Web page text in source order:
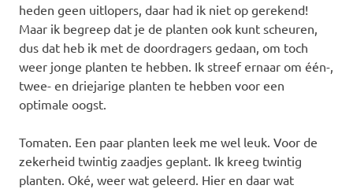
heden geen uitlopers, daar had ik niet op gerekend!
Maar ik begreep dat je de planten ook kunt scheuren,
dus dat heb ik met de doordragers gedaan, om toch
weer jonge planten te hebben. Ik streef ernaar om één-,
twee- en driejarige planten te hebben voor een
optimale oogst.
Tomaten. Een paar planten leek me wel leuk. Voor de
zekerheid twintig zaadjes geplant. Ik kreeg twintig
planten. Oké, weer wat geleerd. Hier en daar wat